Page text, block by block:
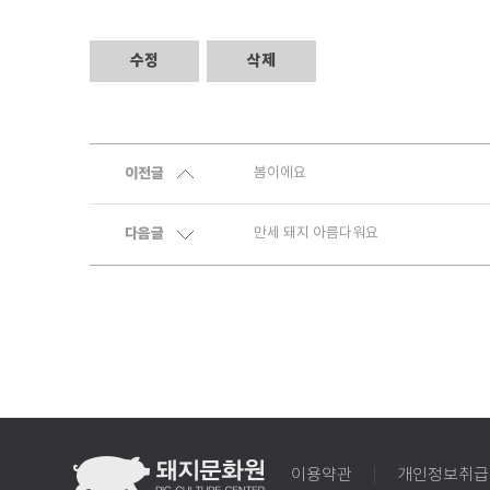
수정 삭제
이전글 봄이에요
다음글 만세 돼지 아름다워요
이용약관 개인정보취